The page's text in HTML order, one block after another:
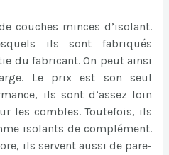
couches minces d’isolant.
ils sont fabriqués
du fabricant. On peut ainsi
Le prix est son seul
ils sont d’assez loin
les combles. Toutefois, ils
isolants de complément.
ils servent aussi de pare-